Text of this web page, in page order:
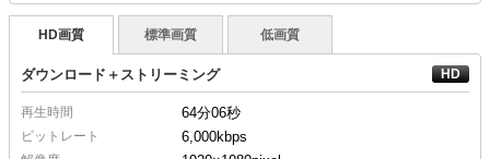
HD画質 標準画質 低画質
ダウンロード＋ストリーミング
再生時間 64分06秒
ビットレート 6,000kbps